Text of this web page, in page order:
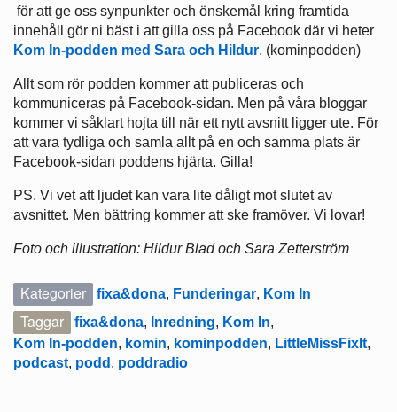
för att ge oss synpunkter och önskemål kring framtida
innehåll gör ni bäst i att gilla oss på Facebook där vi heter
Kom In-podden med Sara och Hildur. (kominpodden)
Allt som rör podden kommer att publiceras och
kommuniceras på Facebook-sidan. Men på våra bloggar
kommer vi såklart hojta till när ett nytt avsnitt ligger ute. För
att vara tydliga och samla allt på en och samma plats är
Facebook-sidan poddens hjärta. Gilla!
PS. Vi vet att ljudet kan vara lite dåligt mot slutet av
avsnittet. Men bättring kommer att ske framöver. Vi lovar!
Foto och illustration: Hildur Blad och Sara Zetterström
Kategorier fixa&dona, Funderingar, Kom In
Taggar fixa&dona, Inredning, Kom In,
Kom In-podden, komin, kominpodden, LittleMissFixIt,
podcast, podd , poddradio